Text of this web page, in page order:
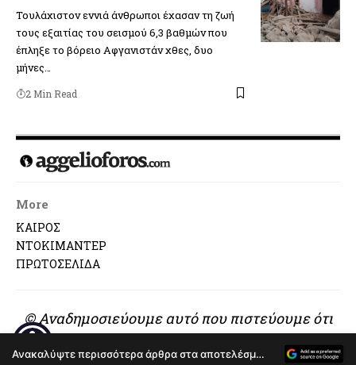
Τουλάχιστον εννιά άνθρωποι έχασαν τη ζωή
τους εξαιτίας του σεισμού 6,3 βαθμών που
έπληξε το βόρειο Αφγανιστάν χθες, δυο
μήνες…
2 Min Read
More
ΚΑΙΡΟΣ
ΝΤΟΚΙΜΑΝΤΕΡ
ΠΡΩΤΟΣΕΛΙΔΑ
© Αναδημοσιεύουμε αυτό που πιστεύουμε ότι
Ανακαλύψτε περισσότερα άρθρα στα αποτελέσματα αναζήτησης